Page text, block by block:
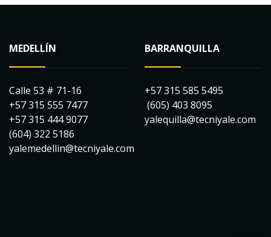
MEDELLÍN
Calle 53 # 71-16
+57 315 555 7477
+57 315 444 9077
(604) 322 5186
yalemedellin@tecniyale.com
BARRANQUILLA
+57 315 585 5495
(605) 403 8095
yalequilla@tecniyale.com